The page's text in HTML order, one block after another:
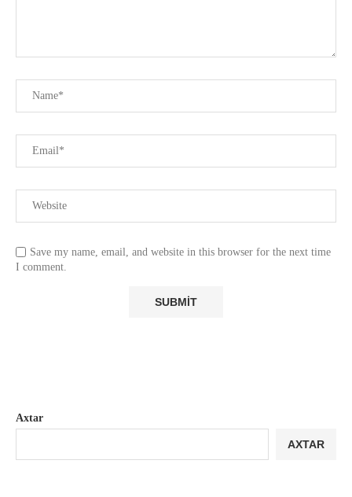
Save my name, email, and website in this browser for the next time
I comment.
Axtar
AXTAR